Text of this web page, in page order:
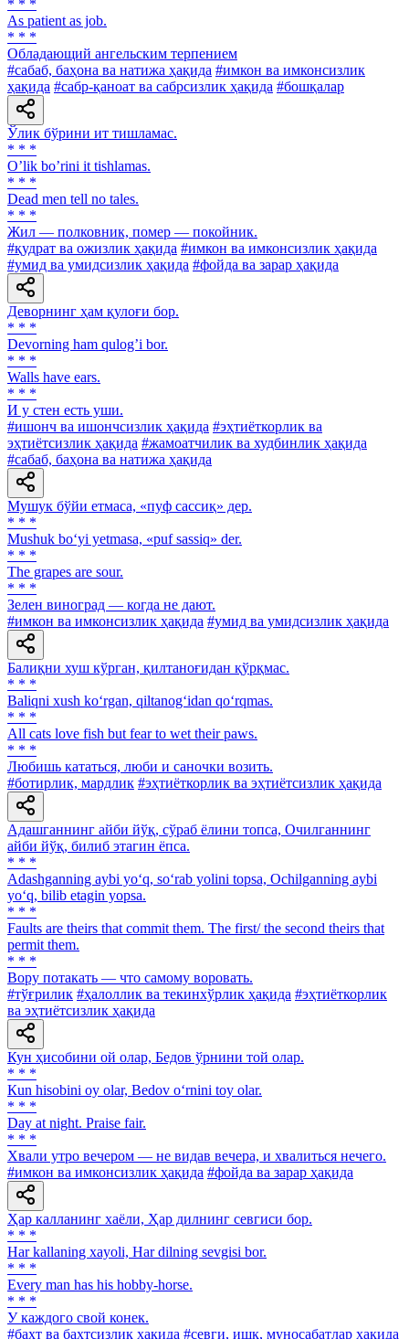
* * *
As patient as job.
* * *
Обладающий ангельским терпением
#сабаб, баҳона ва натижа ҳақида #имкон ва имконсизлик
ҳақида #сабр-қаноат ва сабрсизлик ҳақида #бошқалар
Ўлик бўрини ит тишламас.
* * *
Oʼlik boʼrini it tishlamas.
* * *
Dead men tell no tales.
* * *
Жил — полковник, помер — покойник.
#қудрат ва ожизлик ҳақида #имкон ва имконсизлик ҳақида
#умид ва умидсизлик ҳақида #фойда ва зарар ҳақида
Деворнинг ҳам қулоғи бор.
* * *
Devorning ham qulogʼi bor.
* * *
Walls have ears.
* * *
И у стен есть уши.
#ишонч ва ишончсизлик ҳақида #эҳтиёткорлик ва
эҳтиётсизлик ҳақида #жамоатчилик ва худбинлик ҳақида
#сабаб, баҳона ва натижа ҳақида
Мушук бўйи етмаса, «пуф сассиқ» дер.
* * *
Mushuk bo‘yi yetmasa, «puf sassiq» der.
* * *
The grapes are sour.
* * *
Зелен виноград — когда не дают.
#имкон ва имконсизлик ҳақида #умид ва умидсизлик ҳақида
Балиқни хуш кўрган, қилтаноғидан қўрқмас.
* * *
Baliqni xush ko‘rgan, qiltanog‘idan qo‘rqmas.
* * *
All cats love fish but fear to wet their paws.
* * *
Любишь кататься, люби и саночки возить.
#ботирлик, мардлик #эҳтиёткорлик ва эҳтиётсизлик ҳақида
Адашганнинг айби йўқ, сўраб ёлини топса, Очилганнинг
айби йўқ, билиб этагин ёпса.
* * *
Adashganning aybi yo‘q, so‘rab yolini topsa, Ochilganning aybi
yo‘q, bilib etagin yopsa.
* * *
Faults are theirs that commit them. The first/ the second theirs that
permit them.
* * *
Вору потакать — что самому воровать.
#тўғрилик #ҳалоллик ва текинхўрлик ҳақида #эҳтиёткорлик
ва эҳтиётсизлик ҳақида
Кун ҳисобини ой олар, Бедов ўрнини той олар.
* * *
Кun hisobini oy olar, Bedov o‘rnini toy olar.
* * *
Day at night. Praise fair.
* * *
Хвали утро вечером — не видав вечера, и хвалиться нечего.
#имкон ва имконсизлик ҳақида #фойда ва зарар ҳақида
Ҳар калланинг хаёли, Ҳар дилнинг севгиси бор.
* * *
Har kallaning xayoli, Har dilning sevgisi bor.
* * *
Every man has his hobby-horse.
* * *
У каждого свой конек.
#бахт ва бахтсизлик ҳақида #севги, ишқ, муносабатлар ҳақида